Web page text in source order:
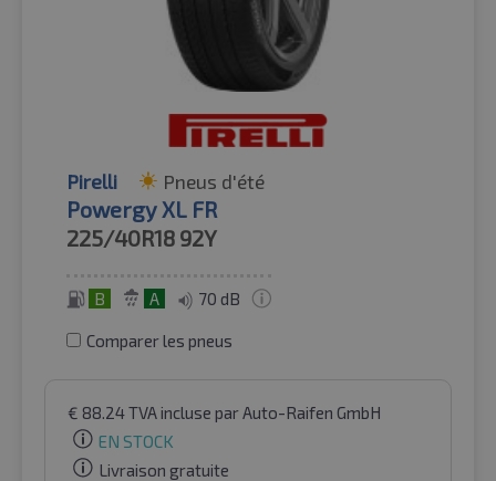
Pirelli Pneus d'été
Powergy XL FR
225/40R18 92Y
B A 70 dB
Comparer les pneus
€ 88.24TVA incluse par Auto-Raifen GmbH
EN STOCK
Livraison gratuite